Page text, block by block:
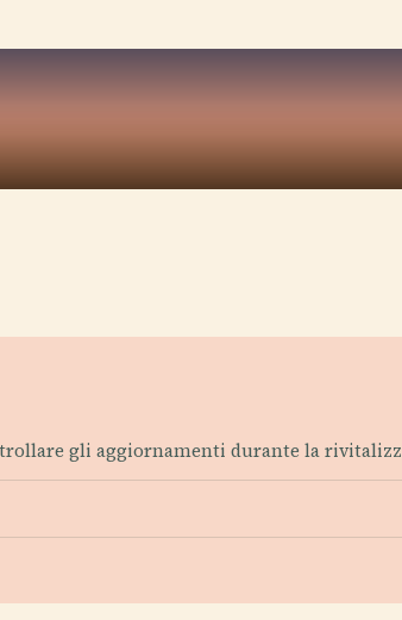
gli aggiornamenti durante la